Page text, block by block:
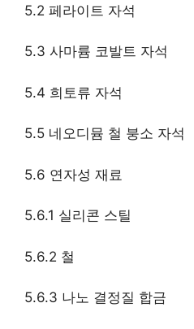
5.2 페라이트 자석
5.3 사마륨 코발트 자석
5.4 희토류 자석
5.5 네오디뮴 철 붕소 자석
5.6 연자성 재료
5.6.1 실리콘 스틸
5.6.2 철
5.6.3 나노 결정질 합금